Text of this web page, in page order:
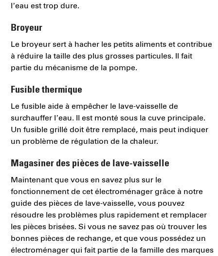
l’eau est trop dure.
Broyeur
Le broyeur sert à hacher les petits aliments et contribue
à réduire la taille des plus grosses particules. Il fait
partie du mécanisme de la pompe.
Fusible thermique
Le fusible aide à empêcher le lave-vaisselle de
surchauffer l’eau. Il est monté sous la cuve principale.
Un fusible grillé doit être remplacé, mais peut indiquer
un problème de régulation de la chaleur.
Magasiner des pièces de lave-vaisselle
Maintenant que vous en savez plus sur le
fonctionnement de cet électroménager grâce à notre
guide des pièces de lave-vaisselle, vous pouvez
résoudre les problèmes plus rapidement et remplacer
les pièces brisées. Si vous ne savez pas où trouver les
bonnes pièces de rechange, et que vous possédez un
électroménager qui fait partie de la famille des marques